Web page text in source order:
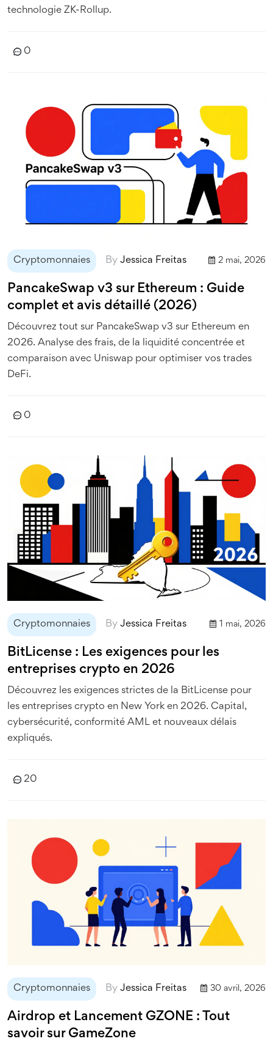
technologie ZK-Rollup.
0
Cryptomonnaies By Jessica Freitas 2 mai, 2026
PancakeSwap v3 sur Ethereum : Guide
complet et avis détaillé (2026)
Découvrez tout sur PancakeSwap v3 sur Ethereum en
2026. Analyse des frais, de la liquidité concentrée et
comparaison avec Uniswap pour optimiser vos trades
DeFi.
0
Cryptomonnaies By Jessica Freitas 1 mai, 2026
BitLicense : Les exigences pour les
entreprises crypto en 2026
Découvrez les exigences strictes de la BitLicense pour
les entreprises crypto en New York en 2026. Capital,
cybersécurité, conformité AML et nouveaux délais
expliqués.
20
Cryptomonnaies By Jessica Freitas 30 avril, 2026
Airdrop et Lancement GZONE : Tout
savoir sur GameZone